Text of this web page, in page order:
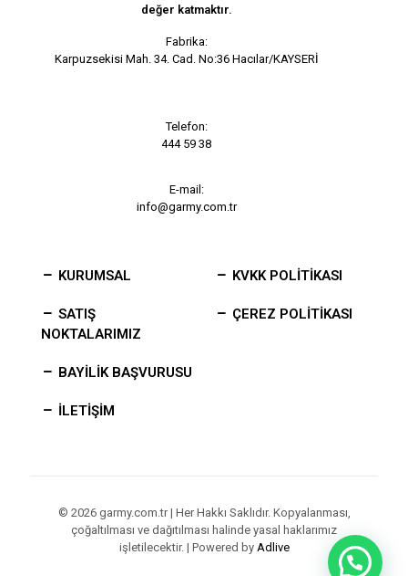
değer katmaktır.
Fabrika:
Karpuzsekisi Mah. 34. Cad. No:36 Hacılar/KAYSERİ
Telefon:
444 59 38
E-mail:
info@garmy.com.tr
KURUMSAL
SATIŞ
NOKTALARIMIZ
BAYİLİK BAŞVURUSU
İLETİŞİM
KVKK POLİTİKASI
ÇEREZ POLİTİKASI
© 2026 garmy.com.tr | Her Hakkı Saklıdır. Kopyalanması,
çoğaltılması ve dağıtılması halinde yasal haklarımız
işletilecektir. | Powered by Adlive